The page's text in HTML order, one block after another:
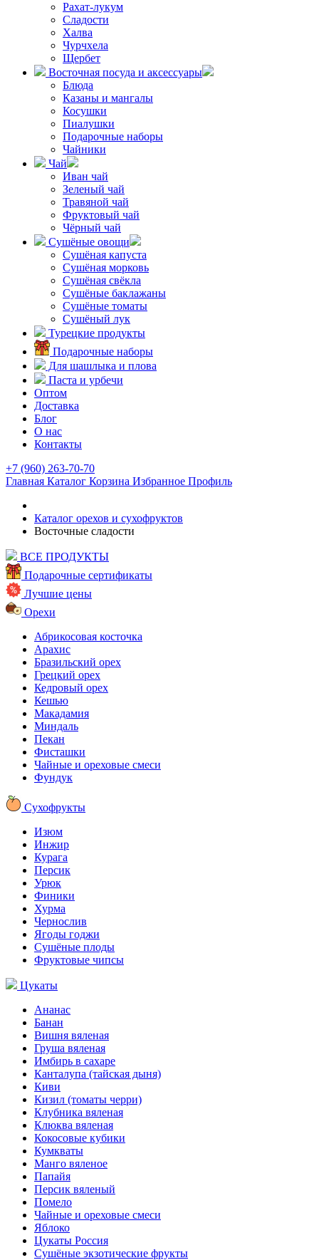
Рахат-лукум
Сладости
Халва
Чурчхела
Щербет
Восточная посуда и аксессуары
Блюда
Казаны и мангалы
Косушки
Пиалушки
Подарочные наборы
Чайники
Чай
Иван чай
Зеленый чай
Травяной чай
Фруктовый чай
Чёрный чай
Сушёные овощи
Сушёная капуста
Сушёная морковь
Сушёная свёкла
Сушёные баклажаны
Сушёные томаты
Сушёный лук
Турецкие продукты
Подарочные наборы
Для шашлыка и плова
Паста и урбечи
Оптом
Доставка
Блог
О нас
Контакты
+7 (960) 263-70-70
Главная Каталог Корзина Избранное Профиль
Каталог орехов и сухофруктов
Восточные сладости
ВСЕ ПРОДУКТЫ
Подарочные сертификаты
Лучшие цены
Орехи
Абрикосовая косточка
Арахис
Бразильский орех
Грецкий орех
Кедровый орех
Кешью
Макадамия
Миндаль
Пекан
Фисташки
Чайные и ореховые смеси
Фундук
Сухофрукты
Изюм
Инжир
Курага
Персик
Урюк
Финики
Хурма
Чернослив
Ягоды годжи
Сушёные плоды
Фруктовые чипсы
Цукаты
Ананас
Банан
Вишня вяленая
Груша вяленая
Имбирь в сахаре
Канталупа (тайская дыня)
Киви
Кизил (томаты черри)
Клубника вяленая
Клюква вяленая
Кокосовые кубики
Кумкваты
Манго вяленое
Папайя
Персик вяленый
Помело
Чайные и ореховые смеси
Яблоко
Цукаты Россия
Сушёные экзотические фрукты